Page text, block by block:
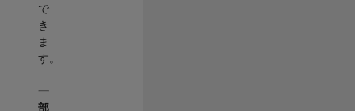
で
き
ま
す。
一
部